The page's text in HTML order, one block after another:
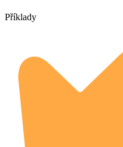
Příklady